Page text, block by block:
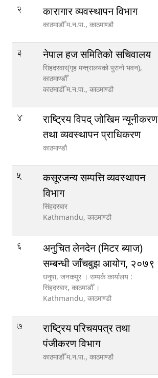
2 कारागार व्यवस्थापन विभाग
काठमाडौँ म.न.पा., काठमाण्डौ
3 नेपाल हज समितिको सचिवालय
सिंहदरवार(गृह मन्त्रालयको पुरानो भवन),
काठमाण्डौँ
काठमाडौँ म.न.पा., काठमाण्डौ
4
राष्ट्रिय विपद् जोखिम न्यूनीकरण
तथा व्यवस्थापन प्राधिकरण
काठमाण्डौ
5
कसूरजन्य सम्पत्ति व्यवस्थापन
विभाग
सिंहदरबार
Kathmandu, काठमाण्डौ
6
अनुचित लेनदेन (मिटर ब्याज)
सम्बन्धी जाँचबुझ आयोग, २०७९
धनुषा, जनकपुर । सम्पर्क कार्यालय :
सिंहदरबार, काठमाडौँ ।
Kathmandu, काठमाण्डौ
7
राष्ट्रिय परिचयपत्र तथा
पंजीकरण विभाग
काठमाडौँ म.न.पा., काठमाण्डौ